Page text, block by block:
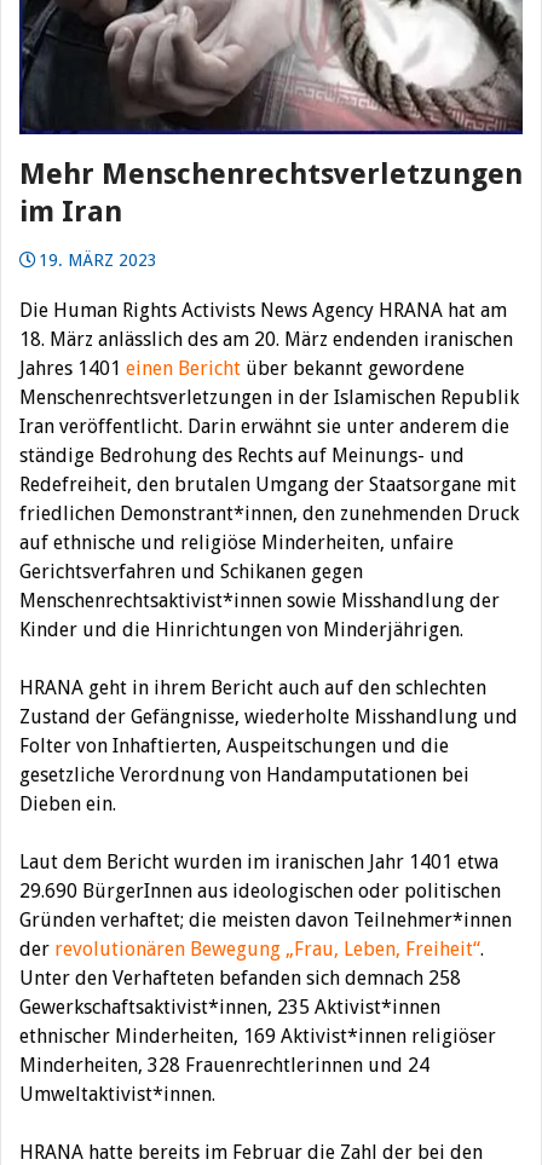
Mehr Menschenrechtsverletzungen
im Iran
19. MÄRZ 2023
Die Human Rights Activists News Agency HRANA hat am
18. März anlässlich des am 20. März endenden iranischen
Jahres 1401 einen Bericht über bekannt gewordene
Menschenrechtsverletzungen in der Islamischen Republik
Iran veröffentlicht. Darin erwähnt sie unter anderem die
ständige Bedrohung des Rechts auf Meinungs- und
Redefreiheit, den brutalen Umgang der Staatsorgane mit
friedlichen Demonstrant*innen, den zunehmenden Druck
auf ethnische und religiöse Minderheiten, unfaire
Gerichtsverfahren und Schikanen gegen
Menschenrechtsaktivist*innen sowie Misshandlung der
Kinder und die Hinrichtungen von Minderjährigen.
HRANA geht in ihrem Bericht auch auf den schlechten
Zustand der Gefängnisse, wiederholte Misshandlung und
Folter von Inhaftierten, Auspeitschungen und die
gesetzliche Verordnung von Handamputationen bei
Dieben ein.
Laut dem Bericht wurden im iranischen Jahr 1401 etwa
29.690 BürgerInnen aus ideologischen oder politischen
Gründen verhaftet; die meisten davon Teilnehmer*innen
der revolutionären Bewegung „Frau, Leben, Freiheit“.
Unter den Verhafteten befanden sich demnach 258
Gewerkschaftsaktivist*innen, 235 Aktivist*innen
ethnischer Minderheiten, 169 Aktivist*innen religiöser
Minderheiten, 328 Frauenrechtlerinnen und 24
Umweltaktivist*innen.
HRANA hatte bereits im Februar die Zahl der bei den